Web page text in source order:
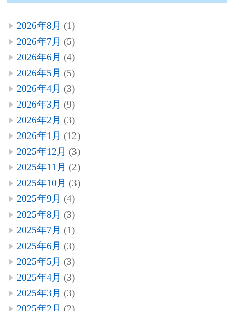
2026年8月 (1)
2026年7月 (5)
2026年6月 (4)
2026年5月 (5)
2026年4月 (3)
2026年3月 (9)
2026年2月 (3)
2026年1月 (12)
2025年12月 (3)
2025年11月 (2)
2025年10月 (3)
2025年9月 (4)
2025年8月 (3)
2025年7月 (1)
2025年6月 (3)
2025年5月 (3)
2025年4月 (3)
2025年3月 (3)
2025年2月 (2)